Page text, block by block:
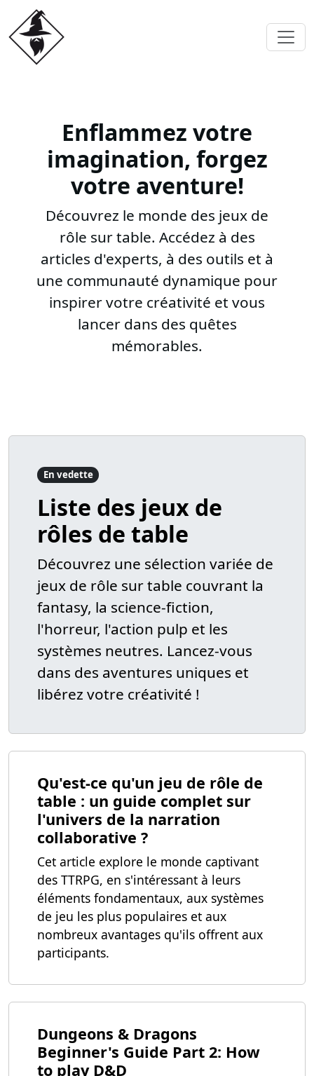
Enflammez votre
imagination, forgez
votre aventure!
Découvrez le monde des jeux de
rôle sur table. Accédez à des
articles d'experts, à des outils et à
une communauté dynamique pour
inspirer votre créativité et vous
lancer dans des quêtes
mémorables.
En vedette
Liste des jeux de
rôles de table
Découvrez une sélection variée de
jeux de rôle sur table couvrant la
fantasy, la science-fiction,
l'horreur, l'action pulp et les
systèmes neutres. Lancez-vous
dans des aventures uniques et
libérez votre créativité !
Qu'est-ce qu'un jeu de rôle de
table : un guide complet sur
l'univers de la narration
collaborative ?
Cet article explore le monde captivant
des TTRPG, en s'intéressant à leurs
éléments fondamentaux, aux systèmes
de jeu les plus populaires et aux
nombreux avantages qu'ils offrent aux
participants.
Dungeons & Dragons
Beginner's Guide Part 2: How
to play D&D